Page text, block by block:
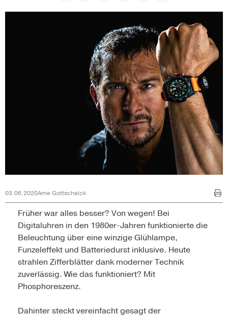
03.06.2020Arne Gottschalck
Früher war alles besser? Von wegen! Bei
Digitaluhren in den 1980er-Jahren funktionierte die
Beleuchtung über eine winzige Glühlampe,
Funzeleffekt und Batteriedurst inklusive. Heute
strahlen Zifferblätter dank moderner Technik
zuverlässig. Wie das funktioniert? Mit
Phosphoreszenz.
Dahinter steckt vereinfacht gesagt der